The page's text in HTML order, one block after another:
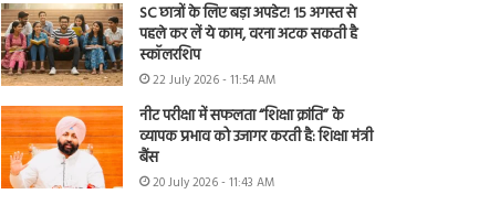
SC छात्रों के लिए बड़ा अपडेट! 15 अगस्त से
पहले कर लें ये काम, वरना अटक सकती है
स्कॉलरशिप
22 July 2026 - 11:54 AM
नीट परीक्षा में सफलता “शिक्षा क्रांति” के
व्यापक प्रभाव को उजागर करती है: शिक्षा मंत्री
बैंस
20 July 2026 - 11:43 AM